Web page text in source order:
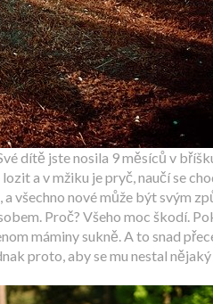
dítě jste nosila 9 měsíců v
a v mžiku je pryč, naučí se
všechno nové může být svým
Proč? Všeho moc škodí.
máminy sukně. A to snad
proto, aby se mu nestal